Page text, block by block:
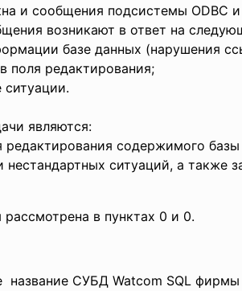
и сообщения подсистемы ODBC
возникают в ответ на
базе данных (нарушения
поля редактирования;
являются:
содержимого
ситуаций, а также
в пунктах 0 и 0.
название СУБД Watcom SQL